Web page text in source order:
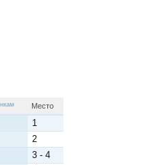
Место
1
2
3 - 4